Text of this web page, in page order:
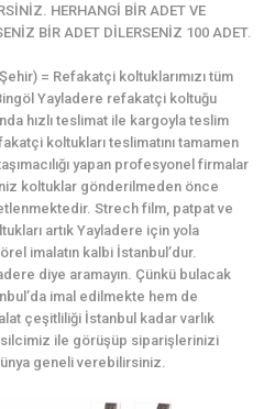
HERHANGİ BİR ADET VE
BİR ADET DİLERSENİZ 100 ADET.
= Refakatçi koltuklarımızı tüm
Yayladere refakatçi koltuğu
hızlı teslimat ile kargoyla teslim
koltukları teslimatını tamamen
yapan profesyonel firmalar
koltuklar gönderilmeden önce
Strech film, patpat ve
artık Yayladere için yola
imalatın kalbi İstanbul’dur.
diye aramayın. Çünkü bulacak
imal edilmekte hem de
çeşitliliği İstanbul kadar varlık
ile görüşüp siparişlerinizi
geneli verebilirsiniz.